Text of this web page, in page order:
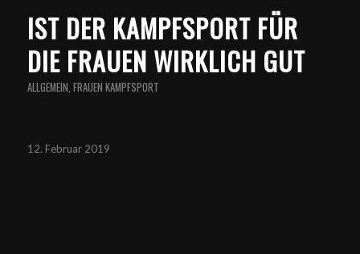
IST DER KAMPFSPORT FÜR
DIE FRAUEN WIRKLICH GUT
ALLGEMEIN, FRAUEN KAMPFSPORT
12. Februar 2019